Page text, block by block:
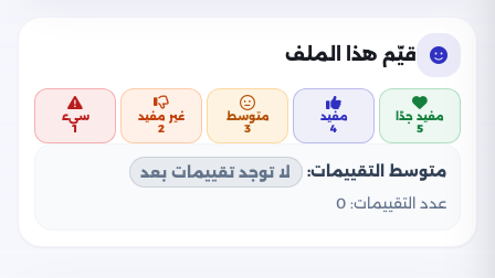
قيّم هذا الملف
مفيد جدًا
5
مفيد
4
متوسط
3
غير مفيد
2
سيء
1
متوسط التقييمات:
لا توجد تقييمات بعد
عدد التقييمات: 0